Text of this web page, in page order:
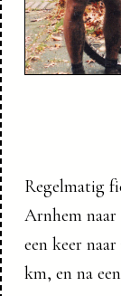
Regelmatig
Arnhem
een keer
km, en na